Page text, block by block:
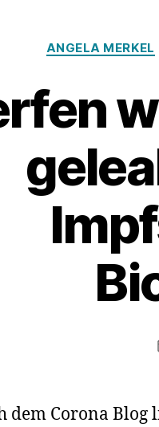
ANGELA MERKEL
dem Corona